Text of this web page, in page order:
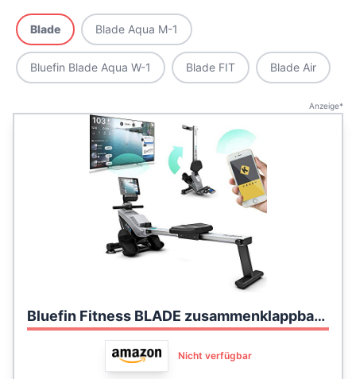
Blade Blade Aqua M-1
Bluefin Blade Aqua W-1 Blade FIT Blade Air
Anzeige*
Bluefin Fitness BLADE zusammenklappbares Rudergerät für dein Heim-Gym | Rudergerät mit Magnetwiderstand | Kinomap | Live-Video-Streaming | Video-Coaching & -Training | Digitale LCD-Fitness-Konsole | Smartphone-App
Nicht verfügbar